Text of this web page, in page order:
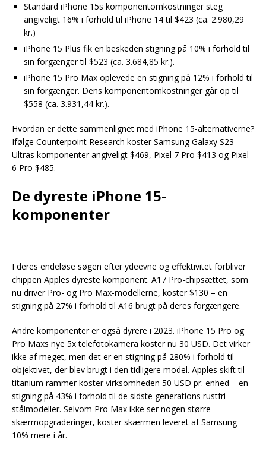
Standard iPhone 15s komponentomkostninger steg
angiveligt 16% i forhold til iPhone 14 til $423 (ca. 2.980,29
kr.)
iPhone 15 Plus fik en beskeden stigning på 10% i forhold til
sin forgænger til $523 (ca. 3.684,85 kr.).
iPhone 15 Pro Max oplevede en stigning på 12% i forhold til
sin forgænger. Dens komponentomkostninger går op til
$558 (ca. 3.931,44 kr.).
Hvordan er dette sammenlignet med iPhone 15-alternativerne?
Ifølge Counterpoint Research koster Samsung Galaxy S23
Ultras komponenter angiveligt $469, Pixel 7 Pro $413 og Pixel
6 Pro $485.
De dyreste iPhone 15-
komponenter
I deres endeløse søgen efter ydeevne og effektivitet forbliver
chippen Apples dyreste komponent. A17 Pro-chipsættet, som
nu driver Pro- og Pro Max-modellerne, koster $130 – en
stigning på 27% i forhold til A16 brugt på deres forgængere.
Andre komponenter er også dyrere i 2023. iPhone 15 Pro og
Pro Maxs nye 5x telefotokamera koster nu 30 USD. Det virker
ikke af meget, men det er en stigning på 280% i forhold til
objektivet, der blev brugt i den tidligere model. Apples skift til
titanium rammer koster virksomheden 50 USD pr. enhed – en
stigning på 43% i forhold til de sidste generations rustfri
stålmodeller. Selvom Pro Max ikke ser nogen større
skærmopgraderinger, koster skærmen leveret af Samsung
10% mere i år.